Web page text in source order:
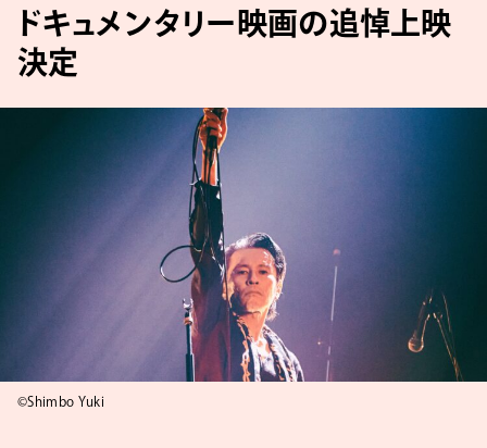
ドキュメンタリー映画の追悼上映
決定
©Shimbo Yuki